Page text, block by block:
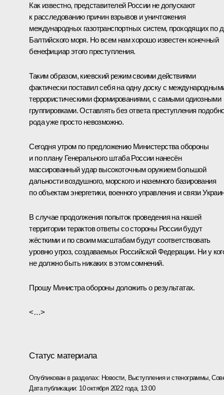
Как известно, представителей России не допускают
к расследованию причин взрывов и уничтожения
международных газотранспортных систем, проходящих по
Балтийского моря. Но всем нам хорошо известен конечный
бенефициар этого преступления.
Таким образом, киевский режим своими действиями
фактически поставил себя на одну доску с
террористическими формированиями, с самыми одиозными
группировками. Оставлять без ответа преступления
рода уже просто невозможно.
Сегодня утром по предложению Министерства обороны
и по плану Генерального штаба России нанесён
массированный удар высокоточным оружием большой
дальности воздушного, морского и наземного базирования
по объектам энергетики, военного управления и связи
В случае продолжения попыток проведения на нашей
территории терактов ответы со стороны России будут
жёсткими и по своим масштабам будут соответствовать
уровню угроз, создаваемых Российской Федерации. Ни у
не должно быть никаких в этом сомнений.
Прошу Министра обороны доложить о результатах.
<…>
Статус материала
Опубликован в разделах: Новости, Выступления и стенограммы,
Дата публикации: 10 октября 2022 года, 13:00